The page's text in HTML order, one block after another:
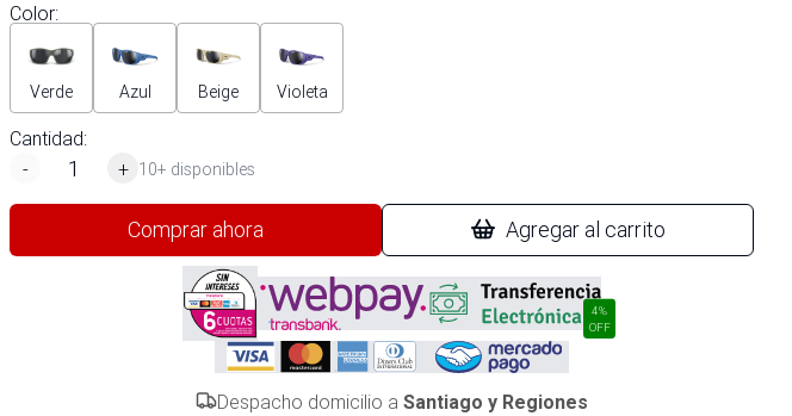
Color:
Verde Azul Beige Violeta
Cantidad:
-
+ 10+ disponibles
Comprar ahora Agregar al carrito
4%
OFF
Despacho domicilio a Santiago y Regiones